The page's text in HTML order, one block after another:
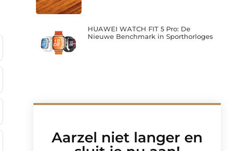
HUAWEI WATCH FIT 5 Pro: De
Nieuwe Benchmark in Sporthorloges
Aarzel niet langer en